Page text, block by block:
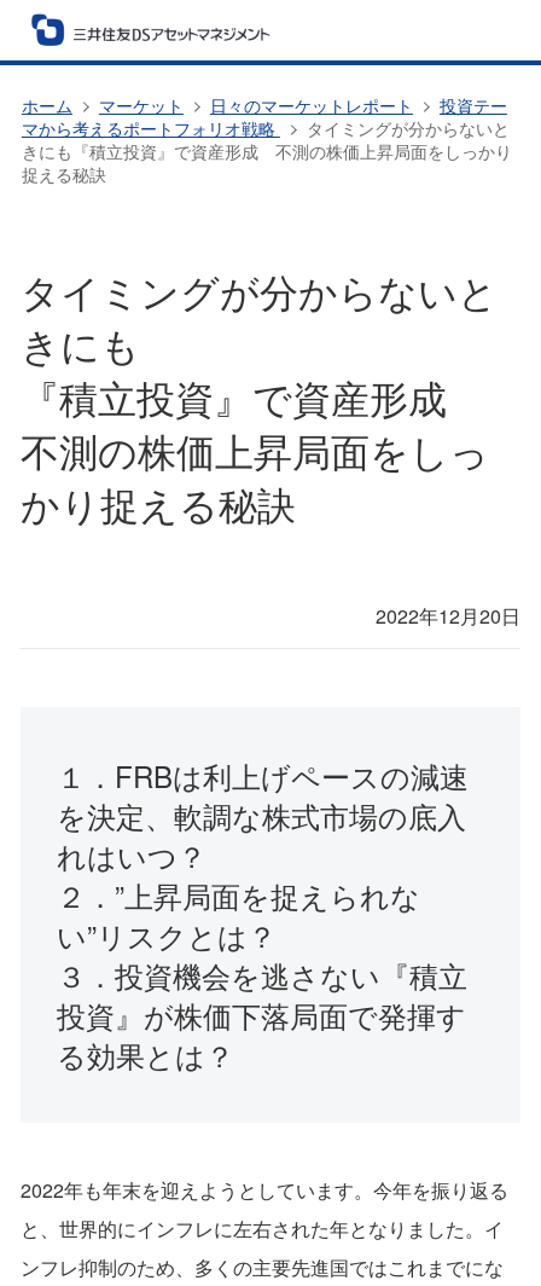
ホーム マーケット 日々のマーケットレポート
投資テー
マから考えるポートフォリオ戦略
タイミングが分からないと
きにも『積立投資』で資産形成 不測の株価上昇局面をしっかり
捉える秘訣
タイミングが分からないと
きにも
『積立投資』で資産形成
不測の株価上昇局面をしっ
かり捉える秘訣
2022年12月20日
１．FRBは利上げペースの減速
を決定、軟調な株式市場の底入
れはいつ？
２．”上昇局面を捉えられな
い”リスクとは？
３．投資機会を逃さない『積立
投資』が株価下落局面で発揮す
る効果とは？
2022年も年末を迎えようとしています。今年を振り返る
と、世界的にインフレに左右された年となりました。イ
ンフレ抑制のため、多くの主要先進国ではこれまでにな